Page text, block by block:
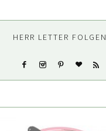
HERR LETTER FOLGEN